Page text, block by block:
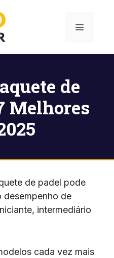
Menu
de
Melhores
de padel pode
desempenho de
intermediário
cada vez mais